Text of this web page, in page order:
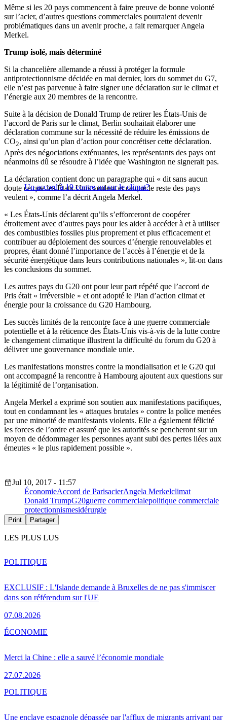
Même si les 20 pays commencent à faire preuve de bonne volonté
sur l’acier, d’autres questions commerciales pourraient devenir
problématiques dans un avenir proche, a fait remarquer Angela
Merkel.
Trump isolé, mais déterminé
Si la chancelière allemande a réussi à protéger la formule
antiprotectionnisme décidée en mai dernier, lors du sommet du G7,
elle n’est pas parvenue à faire signer une déclaration sur le climat et
l’énergie aux 20 membres de la rencontre.
Suite à la décision de Donald Trump de retirer les États-Unis de
l’accord de Paris sur le climat, Berlin souhaitait élaborer une
déclaration commune sur la nécessité de réduire les émissions de
CO2, ainsi qu’un plan d’action pour concrétiser cette déclaration.
Après des négociations exténuantes, les représentants des pays ont
néanmoins dû se résoudre à l’idée que Washington ne signerait pas.
Un accord à 19 contre un sur le climat?
La déclaration contient donc un paragraphe qui « dit sans aucun
doute ce que les États-Unis veulent et ce que le reste des pays
veulent », comme l’a décrit Angela Merkel.
« Les États-Unis déclarent qu’ils s’efforceront de coopérer
étroitement avec d’autres pays pour les aider à accéder à et à utiliser
des combustibles fossiles plus proprement et plus efficacement et
contribuer au déploiement des sources d’énergie renouvelables et
propres, étant donné l’importance de l’accès à l’énergie et de la
sécurité énergétique dans leurs contributions nationales », lit-on dans
les conclusions du sommet.
Les autres pays du G20 ont pour leur part répété que l’accord de
Pris était « irréversible » et ont adopté le Plan d’action climat et
énergie pour la croissance du G20 Hambourg.
Les succès limités de la rencontre face à une guerre commerciale
potentielle et à la réticence des États-Unis vis-à-vis de la lutte contre
le changement climatique illustrent la difficulté du forum du G20 à
délivrer une gouvernance mondiale unie.
Les manifestations monstres contre la mondialisation et le G20 qui
ont accompagné la rencontre à Hambourg ajoutent aux questions sur
la légitimité de l’organisation.
Angela Merkel a exprimé son soutien aux manifestations pacifiques,
tout en condamnant les « attaques brutales » contre la police menées
par une minorité de manifestants violents. Elle a également félicité
les forces de l’ordre et assuré que les autorités se pencheront sur un
moyen de dédommager les personnes ayant subi des pertes liées aux
émeutes « le plus rapidement possible ».
Jul 10, 2017 - 11:57
ÉconomieAccord de ParisacierAngela Merkelclimat
Donald TrumpG20guerre commercialepolitique commerciale
protectionnismesidérurgie
Print Partager
LES PLUS LUS
EXCLUSIF : L'Islande demande à Bruxelles de ne pas s'immiscer
dans son référendum sur l'UE
07.08.2026
POLITIQUE
Merci la Chine : elle a sauvé l’économie mondiale
27.07.2026
ÉCONOMIE
Une enclave espagnole dépassée par l'afflux de migrants arrivant par
POLITIQUE